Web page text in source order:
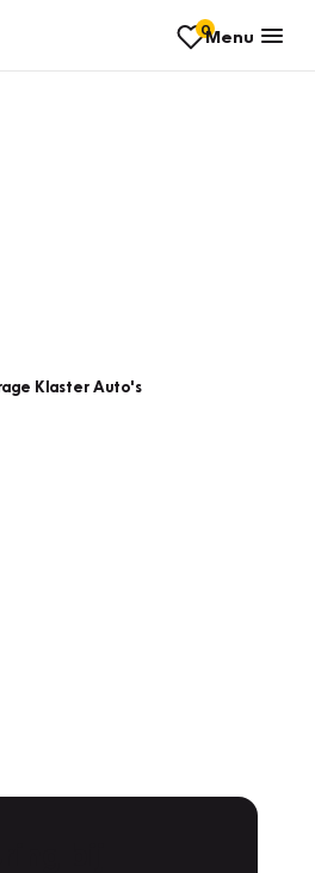
0Menu
Klaster Auto's